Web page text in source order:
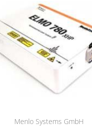
Menlo Systems GmbH